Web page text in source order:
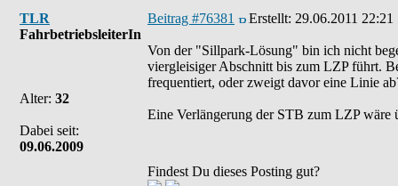
TLR
FahrbetriebsleiterIn
Alter: 32
Dabei seit:
09.06.2009
Beitrag #76381 Erstellt: 29.06.2011 22:21
Von der "Sillpark-Lösung" bin ich nicht
viergleisiger Abschnitt bis zum LZP führt.
frequentiert, oder zweigt davor eine Linie
Eine Verlängerung der STB zum LZP wäre
Findest Du dieses Posting gut?